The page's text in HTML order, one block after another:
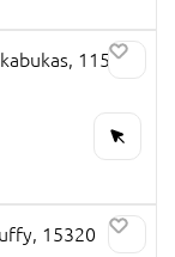
11540
15320